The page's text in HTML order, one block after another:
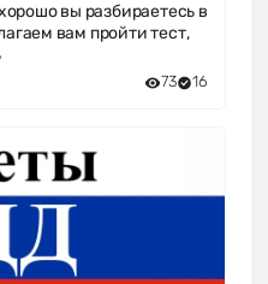
вы разбираетесь в
вам пройти тест,
73 16